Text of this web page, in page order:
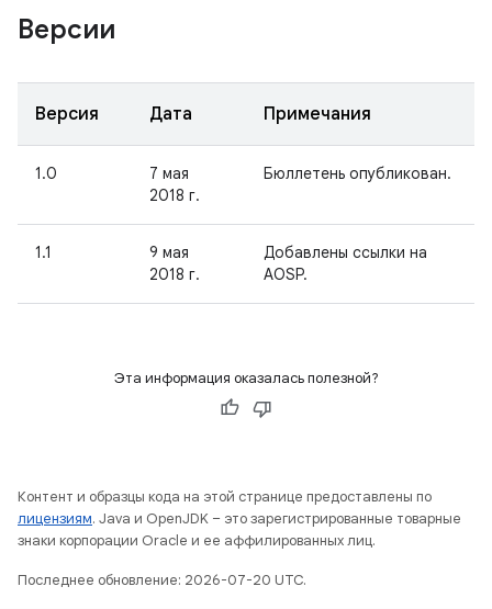
Версии
Версия Дата Примечания
1.0
7 мая
2018 г.
Бюллетень опубликован.
1.1
9 мая
2018 г.
Добавлены ссылки на
AOSP.
Эта информация оказалась полезной?
Контент и образцы кода на этой странице предоставлены по
лицензиям. Java и OpenJDK – это зарегистрированные товарные
знаки корпорации Oracle и ее аффилированных лиц.
Последнее обновление: 2026-07-20 UTC.